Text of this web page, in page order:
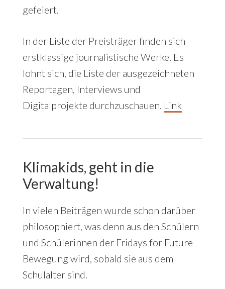
gefeiert.
In der Liste der Preisträger finden sich
erstklassige journalistische Werke. Es
lohnt sich, die Liste der ausgezeichneten
Reportagen, Interviews und
Digitalprojekte durchzuschauen. Link
Klimakids, geht in die
Verwaltung!
In vielen Beiträgen wurde schon darüber
philosophiert, was denn aus den Schülern
und Schülerinnen der Fridays for Future
Bewegung wird, sobald sie aus dem
Schulalter sind.